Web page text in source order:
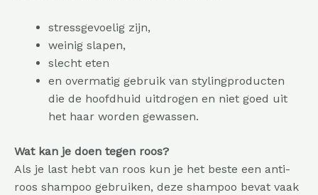
stressgevoelig zijn,
weinig slapen,
slecht eten
en overmatig gebruik van stylingproducten
die de hoofdhuid uitdrogen en niet goed uit
het haar worden gewassen.
Wat kan je doen tegen roos?
Als je last hebt van roos kun je het beste een anti-
roos shampoo gebruiken, deze shampoo bevat vaak